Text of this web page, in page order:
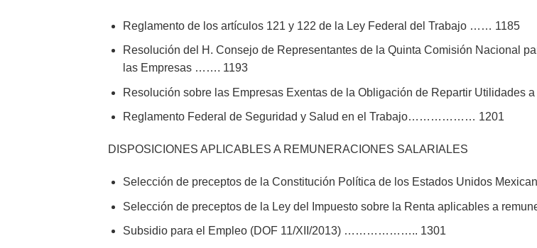
Reglamento de los artículos 121 y 122 de la Ley Federal del Trabajo …… 1185
Resolución del H. Consejo de Representantes de la Quinta Comisión Nacional
las Empresas ……. 1193
Resolución sobre las Empresas Exentas de la Obligación de Repartir
Reglamento Federal de Seguridad y Salud en el Trabajo……………… 1201
DISPOSICIONES APLICABLES A REMUNERACIONES SALARIALES
Selección de preceptos de la Constitución Política de los Estados Unidos
Selección de preceptos de la Ley del Impuesto sobre la Renta aplicables a
Subsidio para el Empleo (DOF 11/XII/2013) ……………….. 1301